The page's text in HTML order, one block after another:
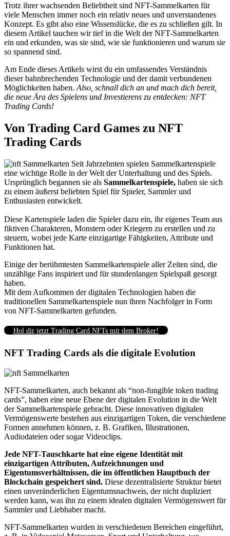
Trotz ihrer wachsenden Beliebtheit sind NFT-Sammelkarten für
viele Menschen immer noch ein relativ neues und unverstandenes
Konzept. Es gibt also eine Wissenslücke, die es zu schließen gilt. In
diesem Artikel tauchen wir tief in die Welt der NFT-Sammelkarten
ein und erkunden, was sie sind, wie sie funktionieren und warum sie
so spannend sind.
Am Ende dieses Artikels wirst du ein umfassendes Verständnis
dieser bahnbrechenden Technologie und der damit verbundenen
Möglichkeiten haben. Also, schnall dich an und mach dich bereit,
die neue Ära des Spielens und Investierens zu entdecken: NFT
Trading Cards!
Von Trading Card Games zu NFT
Trading Cards
Seit Jahrzehnten spielen Sammelkartenspiele
eine wichtige Rolle in der Welt der Unterhaltung und des Spiels.
Ursprünglich begannen sie als Sammelkartenspiele, haben sie sich
zu einem äußerst beliebten Spiel für Spieler, Sammler und
Enthusiasten entwickelt.
Diese Kartenspiele laden die Spieler dazu ein, ihr eigenes Team aus
fiktiven Charakteren, Monstern oder Kriegern zu erstellen und zu
steuern, wobei jede Karte einzigartige Fähigkeiten, Attribute und
Funktionen hat.
Einige der berühmtesten Sammelkartenspiele aller Zeiten sind, die
unzählige Fans inspiriert und für stundenlangen Spielspaß gesorgt
haben.
Mit dem Aufkommen der digitalen Technologien haben die
traditionellen Sammelkartenspiele nun ihren Nachfolger in Form
von NFT-Sammelkarten gefunden.
Hol dir jetzt Trading Card NFTs mit dem Broker!
NFT Trading Cards als die digitale Evolution
NFT-Sammelkarten, auch bekannt als “non-fungible token trading
cards”, haben eine neue Ebene der digitalen Evolution in die Welt
der Sammelkartenspiele gebracht. Diese innovativen digitalen
Vermögenswerte bestehen aus einzigartigen Token, die verschiedene
Formen annehmen können, z. B. Grafiken, Illustrationen,
Audiodateien oder sogar Videoclips.
Jede NFT-Tauschkarte hat eine eigene Identität mit
einzigartigen Attributen, Aufzeichnungen und
Eigentumsverhältnissen, die im öffentlichen Hauptbuch der
Blockchain gespeichert sind. Diese dezentralisierte Struktur bietet
einen unveränderlichen Eigentumsnachweis, der nicht dupliziert
werden kann, was ihn zu einem idealen digitalen Vermögenswert für
Sammler und Liebhaber macht.
NFT-Sammelkarten wurden in verschiedenen Bereichen eingeführt,